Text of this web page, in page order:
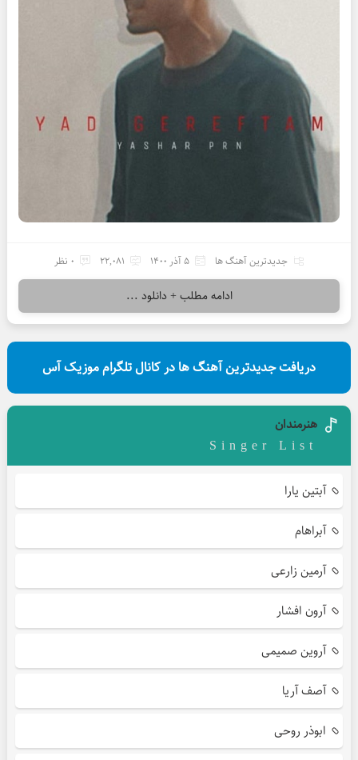
جدیدترین آهنگ ها 5 آذر 1400 22,081 0 نظر
ادامه مطلب + دانلود ...
دریافت جدیدترین آهنگ ها در کانال تلگرام موزیک آس
هنرمندان
Singer List
آبتین یارا
آبراهام
آرمین زارعی
آرون افشار
آروین صمیمی
آصف آریا
ابوذر روحی